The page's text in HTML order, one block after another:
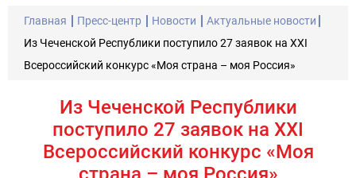
Главная Пресс-центр Новости
Актуальные новости
Из Чеченской Республики поступило 27 заявок на ХХI
Всероссийский конкурс «Моя страна – моя Россия»
Из Чеченской Республики
поступило 27 заявок на ХХI
Всероссийский конкурс «Моя